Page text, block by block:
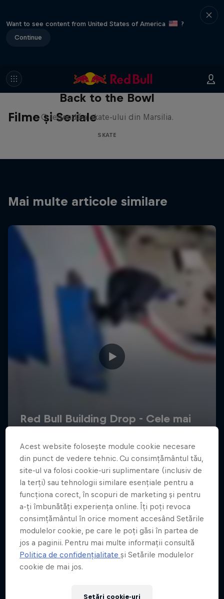
Want to see content from United States of America
?
Continue
Filme și Seriale
Back to the Bowl
O legendă a skate-ului din Marsilia.
SKATE
Mai multe articole similare
Acest website folosește module cookie necesare
din punct de vedere tehnic. Cu consimțământul tău,
site-ul va folosi cookie-uri suplimentare (inclusiv de
la terți) sau tehnologii similare esențiale pentru a
funcționa corect, în scopuri de marketing și pentru
a-ți îmbunătăți experiența online. Îți poți revoca
consimțământul în orice moment accesând Setările
modulelor cookie, pe care le poți găsi în partea de
jos a paginii. Pentru mai multe informații consultă
Politica de confidențialitateși Setările modulelor
cookie de mai jos.
Setări cookie-uri